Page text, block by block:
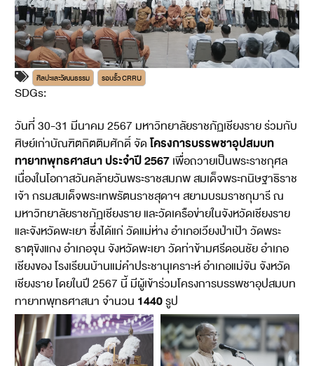
ศิลปะและวัฒนธรรม รอบรั้ว CRRU
SDGs:
วันที่ 30-31 มีนาคม 2567 มหาวิทยาลัยราชภัฏเชียงราย ร่วมกับ
ศิษย์เก่าบัณฑิตกิตติมศักดิ์ จัดโครงการบรรพชาอุปสมบท
ทายาทพุทธศาสนา ประจำปี 2567เพื่อถวายเป็นพระราชกุศล
เนื่องในโอกาสวันคล้ายวันพระราชสมภพ สมเด็จพระกนิษฐาธิราช
เจ้า กรมสมเด็จพระเทพรัตนราชสุดาฯ สยามบรมราชกุมารี ณ
มหาวิทยาลัยราชภัฏเชียงราย และวัดเครือข่ายในจังหวัดเชียงราย
และจังหวัดพะเยา ซึ่งได้แก่ วัดแม่ห่าง อำเภอเวียงป่าเป้า วัดพระ
ธาตุขิงแกง อำเภอจุน จังหวัดพะเยา วัดท่าข้ามศรีดอนชัย อำเภอ
เชียงของ โรงเรียนบ้านแม่คำประชานุเคราะห์ อำเภอแม่จัน จังหวัด
เชียงราย โดยในปี 2567 นี้ มีผู้เข้าร่วมโครงการบรรพชาอุปสมบท
ทายาทพุทธศาสนา จำนวน 1440รูป